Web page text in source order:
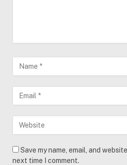
Save my name, email, and
next time I comment.